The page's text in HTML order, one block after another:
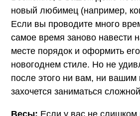
новый любимец (например,
Если вы проводите много
самое время заново навести
месте порядок и оформить
новогоднем стиле. Но не
после этого ни вам, ни вашим
захочется заниматься
Весы: Если у вас не слишком